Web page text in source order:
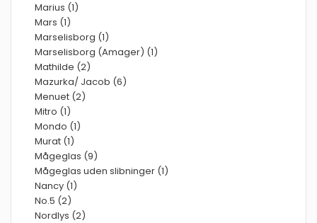
Marius (1)
Mars (1)
Marselisborg (1)
Marselisborg (Amager) (1)
Mathilde (2)
Mazurka/ Jacob (6)
Menuet (2)
Mitro (1)
Mondo (1)
Murat (1)
Mågeglas (9)
Mågeglas uden slibninger (1)
Nancy (1)
No.5 (2)
Nordlys (2)